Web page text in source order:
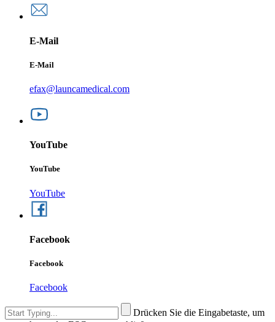
E-Mail
E-Mail
efax@launcamedical.com
YouTube
YouTube
YouTube
Facebook
Facebook
Facebook
Drücken Sie die Eingabetaste, um